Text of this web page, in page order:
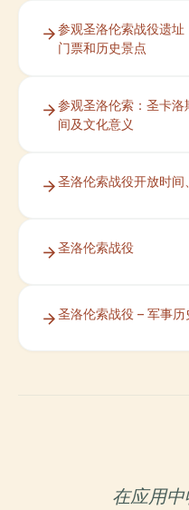
参观圣洛伦索战役遗址
门票和历史景点
参观圣洛伦索：圣卡
间及文化意义
圣洛伦索战役开放时
圣洛伦索战役
圣洛伦索战役 – 军事历
在应用